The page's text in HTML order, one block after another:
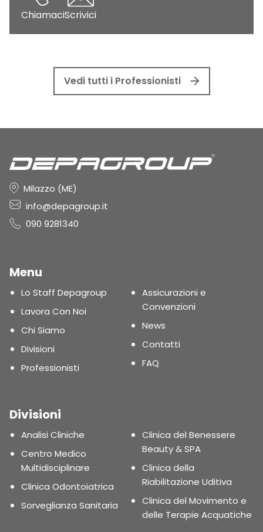
ChiamaciScrivici
Vedi tutti i Professionisti
Milazzo (ME)
info@depagroup.it
090 9281340
Menu
Lo Staff Depagroup
Lavora Con Noi
Chi Siamo
Divisioni
Professionisti
Assicurazioni e
Convenzioni
News
Contatti
FAQ
Divisioni
Analisi Cliniche
Centro Medico
Multidisciplinare
Clinica Odontoiatrica
Sorveglianza Sanitaria
Clinica del Benessere
Beauty & SPA
Clinica della
Riabilitazione Uditiva
Clinica del Movimento e
delle Terapie Acquatiche